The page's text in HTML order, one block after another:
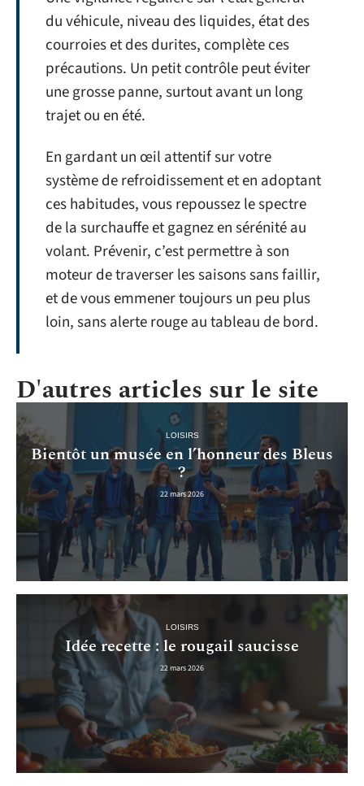
du véhicule, niveau des liquides, état des
courroies et des durites, complète ces
précautions. Un petit contrôle peut éviter
une grosse panne, surtout avant un long
trajet ou en été.
En gardant un œil attentif sur votre
système de refroidissement et en adoptant
ces habitudes, vous repoussez le spectre
de la surchauffe et gagnez en sérénité au
volant. Prévenir, c’est permettre à son
moteur de traverser les saisons sans faillir,
et de vous emmener toujours un peu plus
loin, sans alerte rouge au tableau de bord.
D'autres articles sur le site
LOISIRS
Bientôt un musée en l’honneur des Bleus
?
22 mars 2026
LOISIRS
Idée recette : le rougail saucisse
22 mars 2026